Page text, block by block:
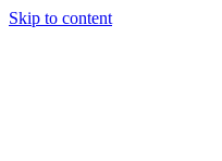
Skip to content